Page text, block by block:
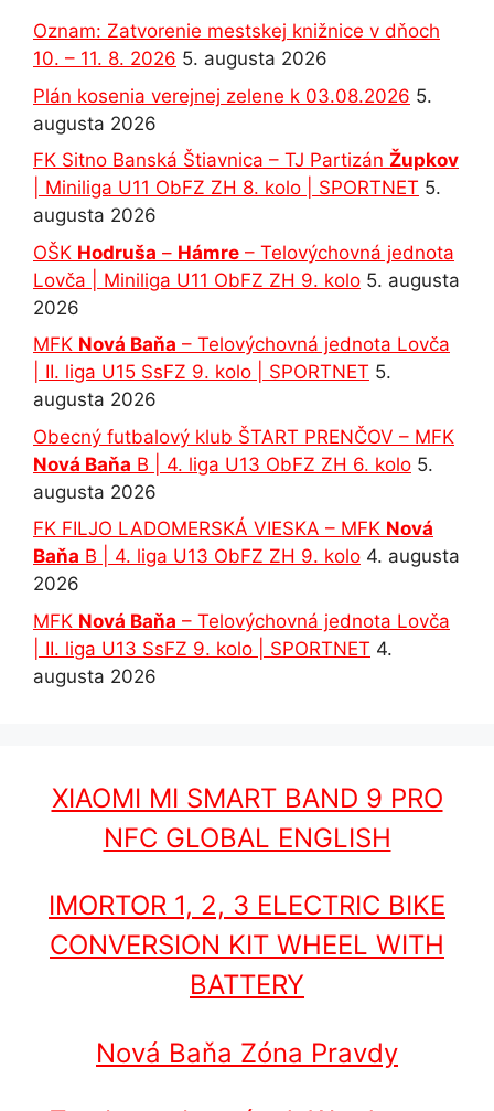
Oznam: Zatvorenie mestskej knižnice v dňoch
10. – 11. 8. 2026 5. augusta 2026
Plán kosenia verejnej zelene k 03.08.2026 5.
augusta 2026
FK Sitno Banská Štiavnica – TJ Partizán Župkov
| Miniliga U11 ObFZ ZH 8. kolo | SPORTNET 5.
augusta 2026
OŠK Hodruša – Hámre – Telovýchovná jednota
Lovča | Miniliga U11 ObFZ ZH 9. kolo 5. augusta
2026
MFK Nová Baňa – Telovýchovná jednota Lovča
| II. liga U15 SsFZ 9. kolo | SPORTNET 5.
augusta 2026
Obecný futbalový klub ŠTART PRENČOV – MFK
Nová Baňa B | 4. liga U13 ObFZ ZH 6. kolo 5.
augusta 2026
FK FILJO LADOMERSKÁ VIESKA – MFK Nová
Baňa B | 4. liga U13 ObFZ ZH 9. kolo 4. augusta
2026
MFK Nová Baňa – Telovýchovná jednota Lovča
| II. liga U13 SsFZ 9. kolo | SPORTNET 4.
augusta 2026
XIAOMI MI SMART BAND 9 PRO
NFC GLOBAL ENGLISH
IMORTOR 1, 2, 3 ELECTRIC BIKE
CONVERSION KIT WHEEL WITH
BATTERY
Nová Baňa Zóna Pravdy